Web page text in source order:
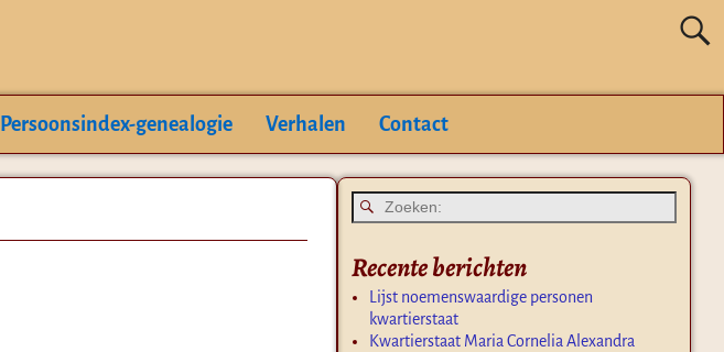
Persoonsindex-genealogie Verhalen Contact
Recente berichten
Lijst noemenswaardige personen
kwartierstaat
Kwartierstaat Maria Cornelia Alexandra